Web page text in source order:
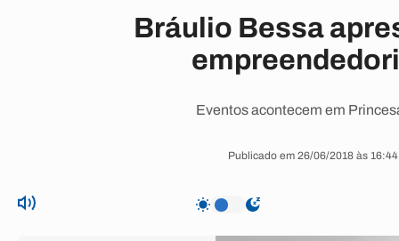
Bráulio Bessa
Eventos acontecem em
Publicado em 26/06/2018 às